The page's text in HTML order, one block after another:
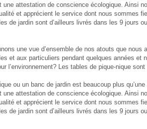
une attestation de conscience écologique. Ainsi
et apprécient le service dont nous sommes
de jardin sont d’ailleurs livrés dans les 9 jours
une vue d’ensemble de nos atouts que
et aux particuliers pendant quelques années
l’environnement? Les tables de pique-nique
ou un banc de jardin est beaucoup plus
une attestation de conscience écologique. Ainsi
et apprécient le service dont nous sommes
de jardin sont d’ailleurs livrés dans les 9 jours